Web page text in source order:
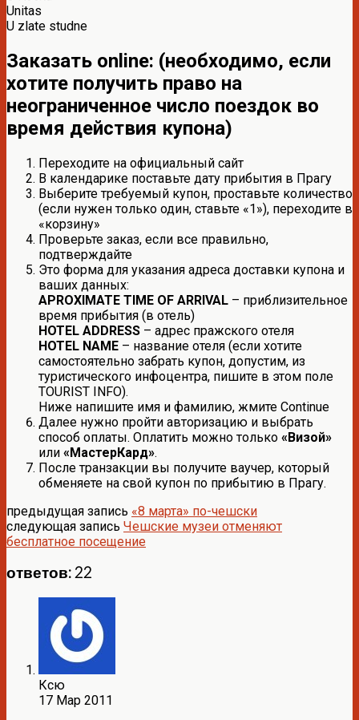
Unitas
U zlate studne
Заказать online: (необходимо, если
хотите получить право на
неограниченное число поездок во
время действия купона)
Переходите на официальный сайт
В календарике поставьте дату прибытия в Прагу
Выберите требуемый купон, проставьте количество
(если нужен только один, ставьте «1»), переходите в
«корзину»
Проверьте заказ, если все правильно,
подтверждайте
Это форма для указания адреса доставки купона и
ваших данных:
APROXIMATE TIME OF ARRIVAL – приблизительное
время прибытия (в отель)
HOTEL ADDRESS – адрес пражского отеля
HOTEL NAME – название отеля (если хотите
самостоятельно забрать купон, допустим, из
туристического инфоцентра, пишите в этом поле
TOURIST INFO).
Ниже напишите имя и фамилию, жмите Continue
Далее нужно пройти авторизацию и выбрать
способ оплаты. Оплатить можно только «Визой»
или «МастерКард».
После транзакции вы получите ваучер, который
обменяете на свой купон по прибытию в Прагу.
предыдущая запись «8 марта» по-чешски
следующая запись Чешские музеи отменяют
бесплатное посещение
ответов: 22
Ксю
17 Мар 2011